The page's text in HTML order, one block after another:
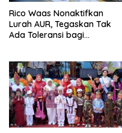
Rico Waas Nonaktifkan
Lurah AUR, Tegaskan Tak
Ada Toleransi bagi